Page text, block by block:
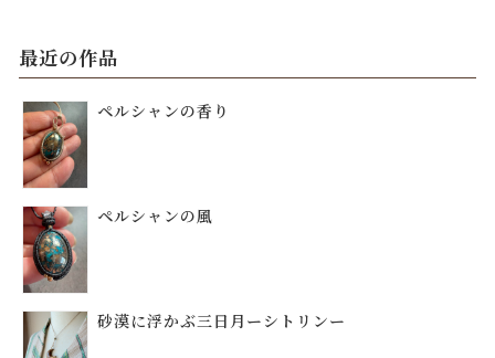
最近の作品
ペルシャンの香り
ペルシャンの風
砂漠に浮かぶ三日月ーシトリンー